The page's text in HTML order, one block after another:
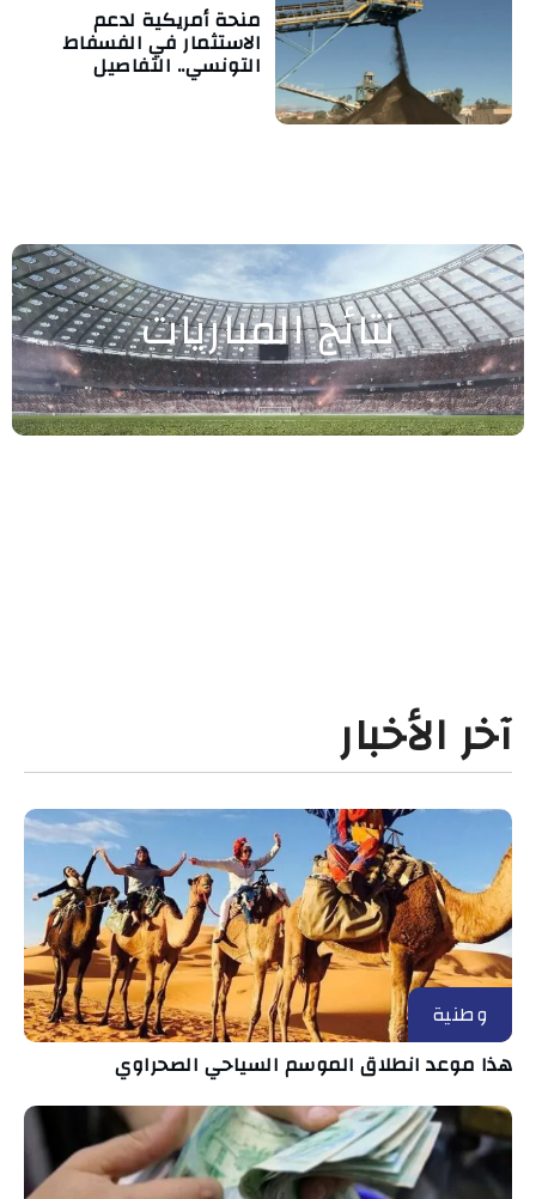
منحة أمريكية لدعم
الاستثمار في الفسفاط
التونسي.. التفاصيل
نتائج المباريات
آخر الأخبار
وطنية
هذا موعد انطلاق الموسم السياحي الصحراوي